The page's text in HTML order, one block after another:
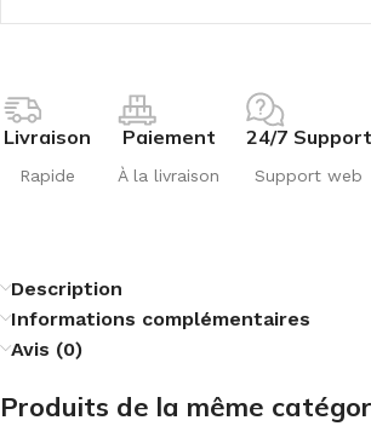
Livraison
Rapide
Paiement
À la livraison
24/7 Support
Support web
Description
Informations complémentaires
Avis (0)
Produits de la même